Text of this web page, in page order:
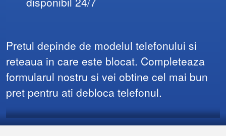
Pretul depinde de modelul telefonului si
reteaua in care este blocat. Completeaza
formularul nostru si vei obtine cel mai bun
pret pentru ati debloca telefonul.